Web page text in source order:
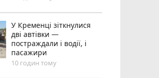
У Кременці зіткнулися
дві автівки —
постраждали і водії, і
пасажири
10 годин тому